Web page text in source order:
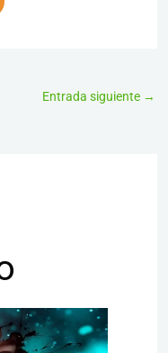
Entrada siguiente →